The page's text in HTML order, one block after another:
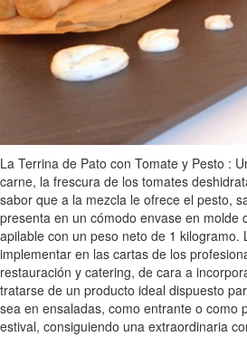
La Terrina de Pato con Tomate y Pesto :
carne, la frescura de los tomates
sabor que a la mezcla le ofrece el pesto,
presenta en un cómodo envase en molde
apilable con un peso neto de 1 kilogramo.
implementar en las cartas de los
restauración y catering, de cara a
tratarse de un producto ideal dispuesto
sea en ensaladas, como entrante o como
estival, consiguiendo una extraordinaria